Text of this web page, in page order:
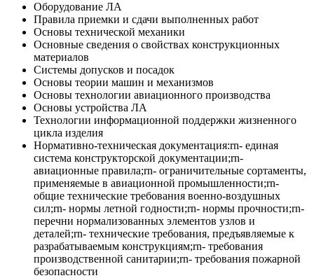
Оборудование ЛА
Правила приемки и сдачи выполненных работ
Основы технической механики
Основные сведения о свойствах конструкционных
материалов
Системы допусков и посадок
Основы теории машин и механизмов
Основы технологии авиационного производства
Основы устройства ЛА
Технологии информационной поддержки жизненного
цикла изделия
Нормативно-техническая документация:rn- единая
система конструкторской документации;rn-
авиационные правила;rn- ограничительные сортаменты,
применяемые в авиационной промышленности;rn-
общие технические требования военно-воздушных
сил;rn- нормы летной годности;rn- нормы прочности;rn-
перечни нормализованных элементов узлов и
деталей;rn- технические требования, предъявляемые к
разрабатываемым конструкциям;rn- требования
производственной санитарии;rn- требования пожарной
безопасности